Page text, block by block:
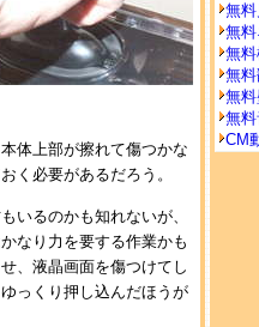
体上部が擦れて傷つかな
く必要があるだろう。
いるのかも知れないが、
なり力を要する作業かも
、液晶画面を傷つけてし
っくり押し込んだほうが
無
無
無
無
無
無
CM